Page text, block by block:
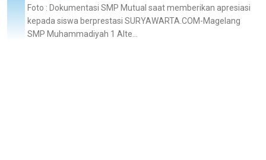
Foto : Dokumentasi SMP Mutual saat memberikan apresiasi
kepada siswa berprestasi SURYAWARTA.COM-Magelang
SMP Muhammadiyah 1 Alte...